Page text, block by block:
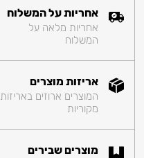
אחריות על המשלוח
אחריות מלאה על
המשלוח
אריזות מוצרים
המוצרים ארוזים באריזות
מקוריות
מוצרים שבירים